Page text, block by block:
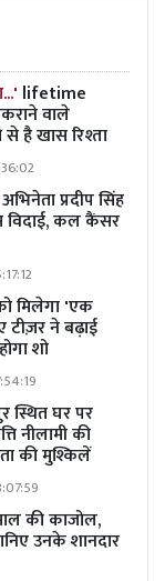
lifetime
वाले
से है खास रिश्ता
अभिनेता प्रदीप सिंह
विदाई, कल कैंसर
मिलेगा 'एक
ने बढ़ाई
शो
स्थित घर पर
नीलामी की
की मुश्किलें
की काजोल,
उनके शानदार